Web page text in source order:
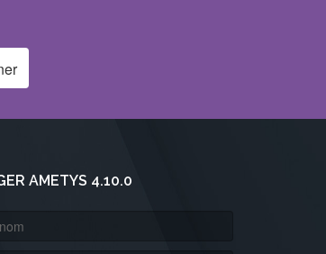
AMETYS 4.10.0